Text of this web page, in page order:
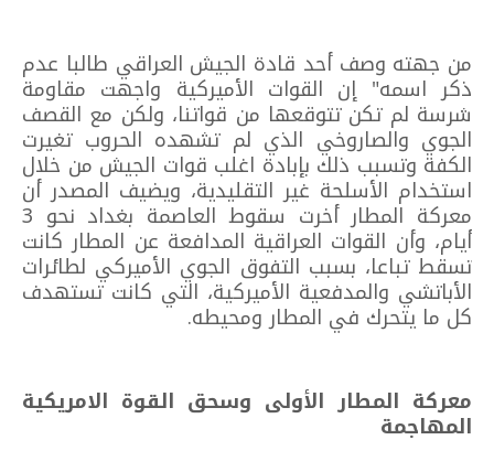
من جهته وصف أحد قادة الجيش العراقي طالبا عدم
ذكر اسمه" إن القوات الأميركية واجهت مقاومة
شرسة لم تكن تتوقعها من قواتنا، ولكن مع القصف
الجوي والصاروخي الذي لم تشهده الحروب تغيرت
الكفة وتسبب ذلك بإبادة اغلب قوات الجيش من خلال
استخدام الأسلحة غير التقليدية، ويضيف المصدر أن
معركة المطار أخرت سقوط العاصمة بغداد نحو 3
أيام، وأن القوات العراقية المدافعة عن المطار كانت
تسقط تباعا، بسبب التفوق الجوي الأميركي لطائرات
الأباتشي والمدفعية الأميركية، التي كانت تستهدف
كل ما يتحرك في المطار ومحيطه.
معركة المطار الأولى وسحق القوة الامريكية
المهاجمة